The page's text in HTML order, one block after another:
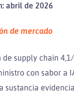
abril de 2026
de mercado
supply chain
con sabor a
sustancia